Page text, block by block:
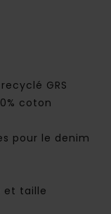
GRS
coton
pour le denim
et taille